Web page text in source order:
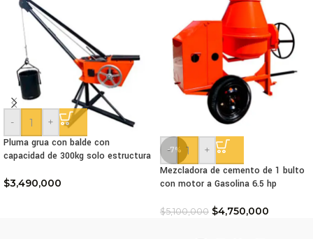
-
+
Pluma grua con balde con
capacidad de 300kg solo estructura
$3,490,000
-7%
-
+
Mezcladora de cemento de 1 bulto
con motor a Gasolina 6.5 hp
$5,100,000 $4,750,000